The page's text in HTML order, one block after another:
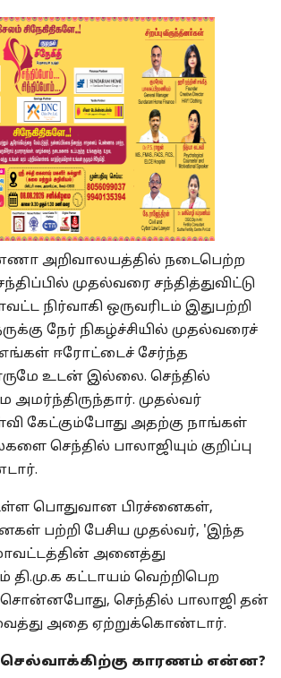
அறிவாலயத்தில் நடைபெற்ற
முதல்வரை சந்தித்துவிட்டு
நிர்வாகி ஒருவரிடம் இதுபற்றி
நேர் நிகழ்ச்சியில் முதல்வரைச்
எங்கள் ஈரோட்டைச் சேர்ந்த
உடன் இல்லை. செந்தில்
அமர்ந்திருந்தார். முதல்வர்
கேட்கும்போது அதற்கு நாங்கள்
செந்தில் பாலாஜியும் குறிப்பு
பொதுவான பிரச்னைகள்,
பற்றி பேசிய முதல்வர், 'இந்த
அனைத்து
தி.மு.க கட்டாயம் வெற்றிபெற
செந்தில் பாலாஜி தன்
அதை ஏற்றுக்கொண்டார்.
செல்வாக்கிற்கு காரணம் என்ன?